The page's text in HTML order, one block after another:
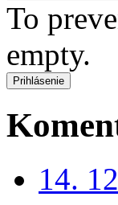
To
empty.
14.